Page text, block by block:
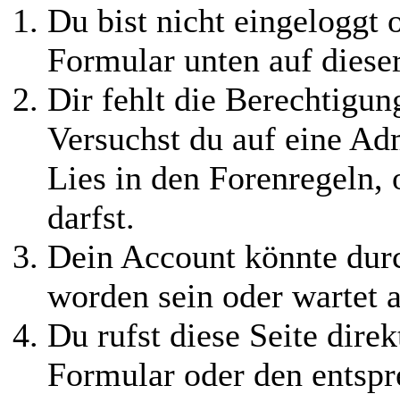
Du bist nicht eingeloggt
Formular unten auf
Dir fehlt die
Versuchst du auf eine
Lies in den Forenregeln,
darfst.
Dein Account könnte
worden sein oder wartet
Du rufst diese Seite
Formular oder den